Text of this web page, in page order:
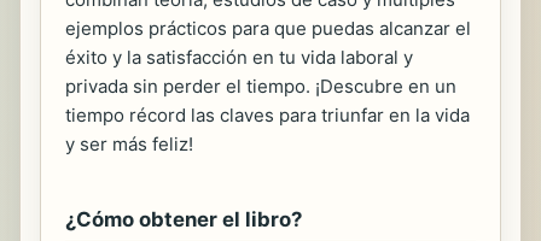
ejemplos prácticos para que puedas alcanzar el
éxito y la satisfacción en tu vida laboral y
privada sin perder el tiempo. ¡Descubre en un
tiempo récord las claves para triunfar en la vida
y ser más feliz!
¿Cómo obtener el libro?